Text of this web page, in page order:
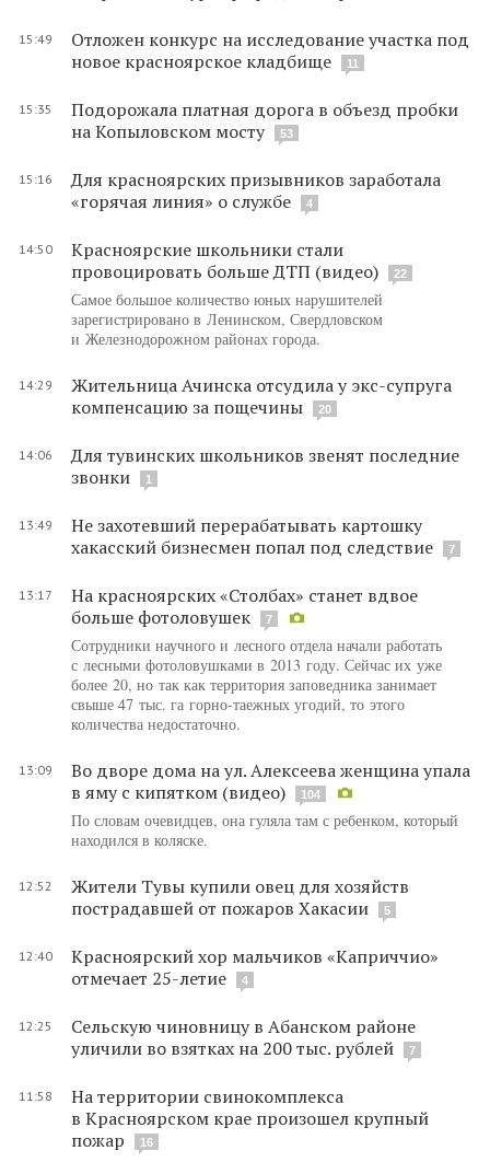
15:49
Отложен конкурс на исследование участка под
новое красноярское кладбище
11
15:35
Подорожала платная дорога в объезд пробки
на Копыловском мосту
53
15:16
Для красноярских призывников заработала
«горячая линия» о службе
4
14:50
Красноярские школьники стали
провоцировать больше ДТП (видео)
22
Самое большое количество юных нарушителей
зарегистрировано в Ленинском, Свердловском
и Железнодорожном районах города.
14:29
Жительница Ачинска отсудила у экс-супруга
компенсацию за пощечины
20
14:06
Для тувинских школьников звенят последние
звонки
1
13:49
Не захотевший перерабатывать картошку
хакасский бизнесмен попал под следствие
7
13:17
На красноярских «Столбах» станет вдвое
больше фотоловушек
7
Сотрудники научного и лесного отдела начали работать
с лесными фотоловушками в 2013 году. Сейчас их уже
более 20, но так как территория заповедника занимает
свыше 47 тыс. га горно-таежных угодий, то этого
количества недостаточно.
13:09
Во дворе дома на ул. Алексеева женщина упала
в яму с кипятком (видео)
104
По словам очевидцев, она гуляла там с ребенком, который
находился в коляске.
12:52
Жители Тувы купили овец для хозяйств
пострадавшей от пожаров Хакасии
5
12:40
Красноярский хор мальчиков «Каприччио»
отмечает 25-летие
4
12:25
Сельскую чиновницу в Абанском районе
уличили во взятках на 200 тыс. рублей
7
11:58
На территории свинокомплекса
в Красноярском крае произошел крупный
пожар
16